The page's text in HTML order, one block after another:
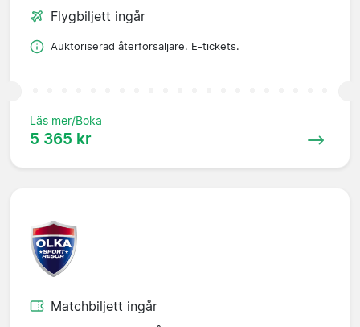
Flygbiljett ingår
Auktoriserad återförsäljare. E-tickets.
Läs mer/Boka
5 365 kr
Matchbiljett ingår